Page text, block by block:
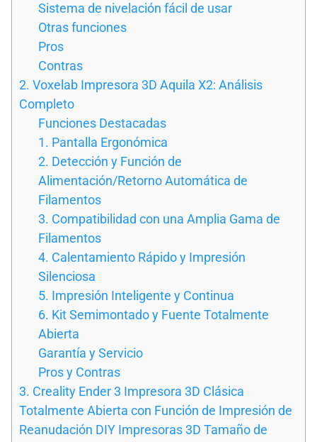
Sistema de nivelación fácil de usar
Otras funciones
Pros
Contras
2. Voxelab Impresora 3D Aquila X2: Análisis
Completo
Funciones Destacadas
1. Pantalla Ergonómica
2. Detección y Función de
Alimentación/Retorno Automática de
Filamentos
3. Compatibilidad con una Amplia Gama de
Filamentos
4. Calentamiento Rápido y Impresión
Silenciosa
5. Impresión Inteligente y Continua
6. Kit Semimontado y Fuente Totalmente
Abierta
Garantía y Servicio
Pros y Contras
3. Creality Ender 3 Impresora 3D Clásica
Totalmente Abierta con Función de Impresión de
Reanudación DIY Impresoras 3D Tamaño de